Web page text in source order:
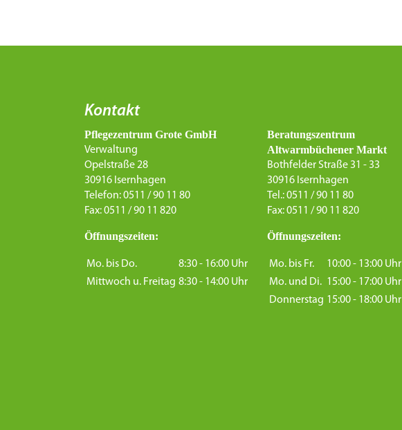
Kontakt
Pflegezentrum Grote GmbH
Verwaltung
Opelstraße 28
30916 Isernhagen
Telefon: 0511 / 90 11 80
Fax: 0511 / 90 11 820
Öffnungszeiten:
Mo. bis Do.
8:30 - 16:00 Uhr
Mittwoch u. Freitag 8:30 - 14:00 Uhr
Beratungszentrum
Altwarmbüchener Markt
Bothfelder Straße 31 - 33
30916 Isernhagen
Tel.: 0511 / 90 11 80
Fax: 0511 / 90 11 820
Öffnungszeiten:
Mo. bis Fr.
10:00 - 13:00 Uhr
Mo. und Di. 15:00 - 17:00 Uhr
Donnerstag 15:00 - 18:00 Uhr